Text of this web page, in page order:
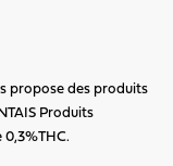
propose des produits
Produits